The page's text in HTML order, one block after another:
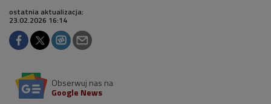
ostatnia aktualizacja:
23.02.2026 16:14
Obserwuj nas na
Google News